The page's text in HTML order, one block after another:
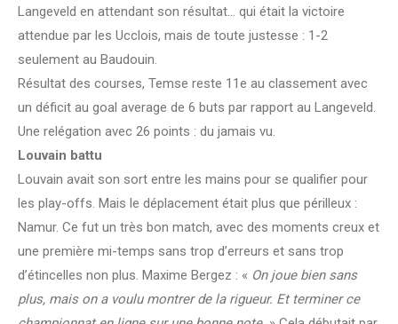
Langeveld en attendant son résultat… qui était la victoire
attendue par les Ucclois, mais de toute justesse : 1-2
seulement au Baudouin.
Résultat des courses, Temse reste 11e au classement avec
un déficit au goal average de 6 buts par rapport au Langeveld.
Une relégation avec 26 points : du jamais vu.
Louvain battu
Louvain avait son sort entre les mains pour se qualifier pour
les play-offs. Mais le déplacement était plus que périlleux :
Namur. Ce fut un très bon match, avec des moments creux et
une première mi-temps sans trop d’erreurs et sans trop
d’étincelles non plus. Maxime Bergez : « On joue bien sans
plus, mais on a voulu montrer de la rigueur. Et terminer ce